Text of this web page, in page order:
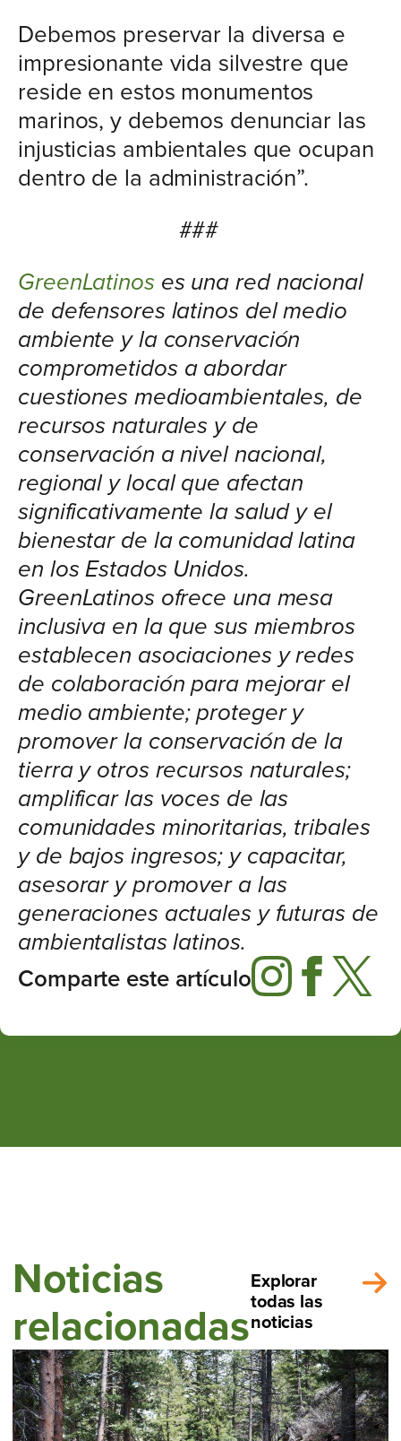
Debemos preservar la diversa e
impresionante vida silvestre que
reside en estos monumentos
marinos, y debemos denunciar las
injusticias ambientales que ocupan
dentro de la administración”.
###
GreenLatinos es una red nacional
de defensores latinos del medio
ambiente y la conservación
comprometidos a abordar
cuestiones medioambientales, de
recursos naturales y de
conservación a nivel nacional,
regional y local que afectan
significativamente la salud y el
bienestar de la comunidad latina
en los Estados Unidos.
GreenLatinos ofrece una mesa
inclusiva en la que sus miembros
establecen asociaciones y redes
de colaboración para mejorar el
medio ambiente; proteger y
promover la conservación de la
tierra y otros recursos naturales;
amplificar las voces de las
comunidades minoritarias, tribales
y de bajos ingresos; y capacitar,
asesorar y promover a las
generaciones actuales y futuras de
ambientalistas latinos.
Comparte este artículo
Noticias
relacionadas
Explorar
todas las
noticias